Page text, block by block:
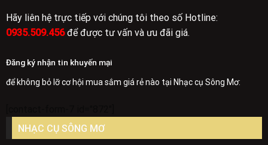
Hãy liên hệ trực tiếp với chúng tôi theo số Hotline:
0935.509.456để được tư vấn và ưu đãi giá.
Đăng ký nhận tin khuyến mại
để không bỏ lỡ cơ hội mua sắm giá rẻ nào tại Nhạc cụ Sông Mơ:
NHẠC CỤ SÔNG MƠ